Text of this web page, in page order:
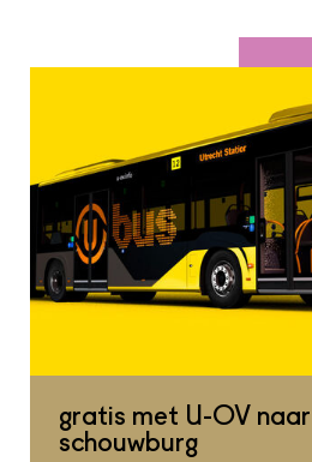
gratis met U-OV
schouwburg